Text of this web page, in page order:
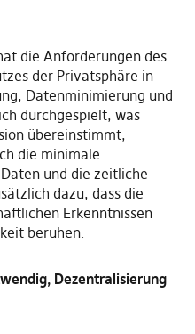
die Anforderungen des
der Privatsphäre in
Datenminimierung und
durchgespielt, was
übereinstimmt,
die minimale
und die zeitliche
dazu, dass die
Erkenntnissen
beruhen.
Dezentralisierung